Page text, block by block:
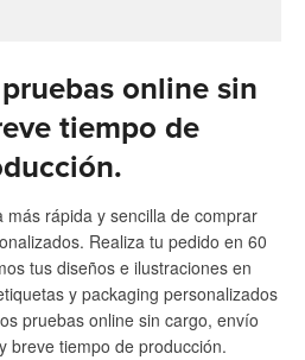
online sin
tiempo de
más rápida y sencilla de comprar
Realiza tu pedido en 60
tus diseños e ilustraciones en
y packaging personalizados
pruebas online sin cargo, envío
breve tiempo de producción.